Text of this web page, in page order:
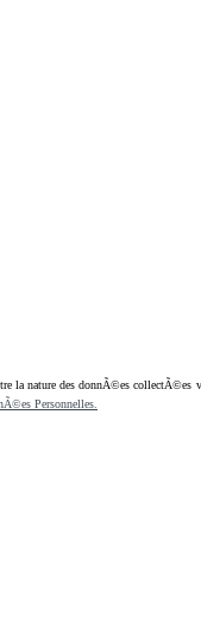
des donnÃ©es collectÃ©es
Personnelles.